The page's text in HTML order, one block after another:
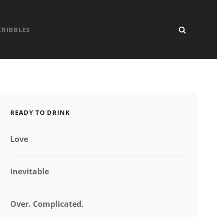
READY TO DRINK
Love
Inevitable
Over. Complicated.